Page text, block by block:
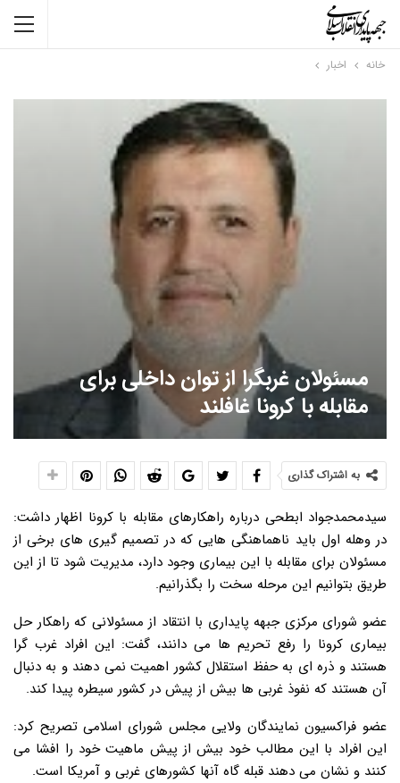
خانه اخبار
مسئولان غربگرا از توان داخلی برای
مقابله با کرونا غافلند
به اشتراک گذاری
سیدمحمدجواد ابطحی درباره راهکارهای مقابله با کرونا اظهار داشت:
در وهله اول باید ناهماهنگی هایی که در تصمیم گیری های برخی از
مسئولان برای مقابله با این بیماری وجود دارد، مدیریت شود تا از این
طریق بتوانیم این مرحله سخت را بگذرانیم.
عضو شورای مرکزی جبهه پایداری با انتقاد از مسئولانی که راهکار حل
بیماری کرونا را رفع تحریم ها می دانند، گفت: این افراد غرب گرا
هستند و ذره ای به حفظ استقلال کشور اهمیت نمی دهند و به دنبال
آن هستند که نفوذ غربی ها بیش از پیش در کشور سیطره پیدا کند.
عضو فراکسیون نمایندگان ولایی مجلس شورای اسلامی تصریح کرد:
این افراد با این مطالب خود بیش از پیش ماهیت خود را افشا می
کنند و نشان می دهند قبله گاه آنها کشورهای غربی و آمریکا است.